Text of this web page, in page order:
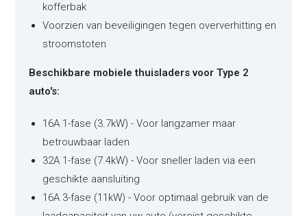
kofferbak
Voorzien van beveiligingen tegen oververhitting en
stroomstoten
Beschikbare mobiele thuisladers voor Type 2
auto's:
16A 1-fase (3.7kW) - Voor langzamer maar
betrouwbaar laden
32A 1-fase (7.4kW) - Voor sneller laden via een
geschikte aansluiting
16A 3-fase (11kW) - Voor optimaal gebruik van de